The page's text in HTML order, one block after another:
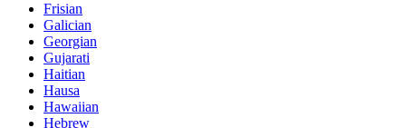
Frisian
Galician
Georgian
Gujarati
Haitian
Hausa
Hawaiian
Hebrew